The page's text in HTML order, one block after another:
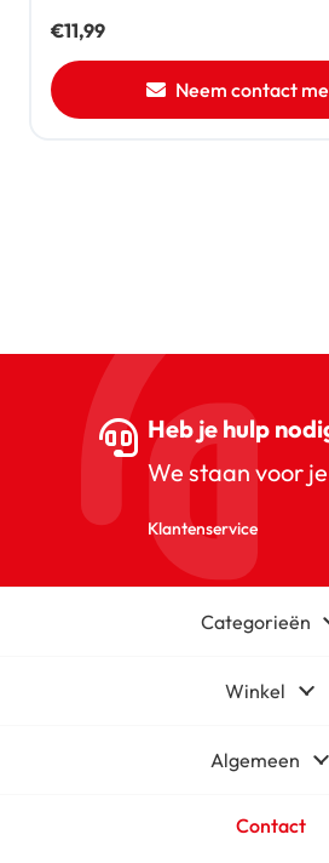
€11,99
Neem contact
Heb je hulp
We staan voor
Klantenservice
Categorieën
Winkel
Algemeen
Contact